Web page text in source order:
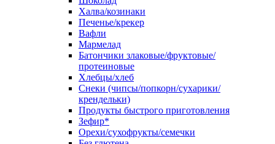
Халва/козинаки
Печенье/крекер
Вафли
Мармелад
Батончики злаковые/фруктовые/
протеиновые
Хлебцы/хлеб
Снеки (чипсы/попкорн/сухарики/
крендельки)
Продукты быстрого приготовления
Зефир*
Орехи/сухофрукты/семечки